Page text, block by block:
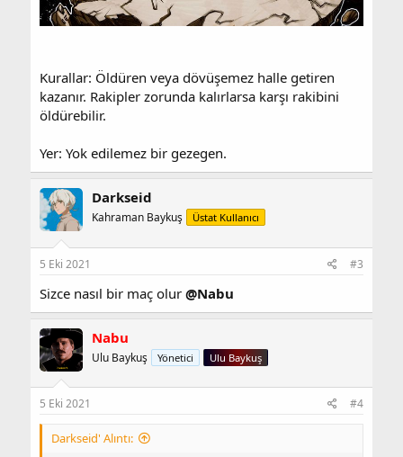
Kurallar: Öldüren veya dövüşemez halle getiren
kazanır. Rakipler zorunda kalırlarsa karşı rakibini
öldürebilir.
Yer: Yok edilemez bir gezegen.
Darkseid
Kahraman Baykuş Üstat Kullanıcı
5 Eki 2021 #3
Sizce nasıl bir maç olur @Nabu
Nabu
Ulu Baykuş Yönetici Ulu Baykuş
5 Eki 2021 #4
Darkseid' Alıntı: